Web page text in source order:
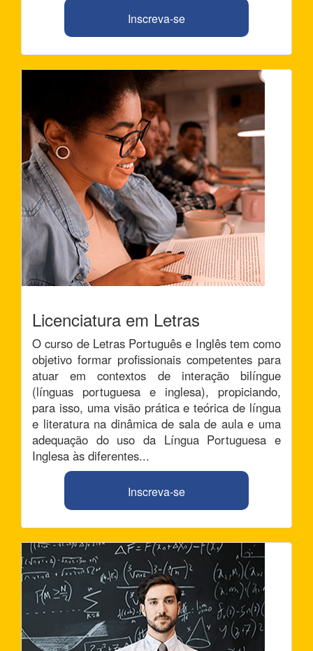
Inscreva-se
Licenciatura em Letras
O curso de Letras Português e Inglês tem como
objetivo formar profissionais competentes para
atuar em contextos de interação bilíngue
(línguas portuguesa e inglesa), propiciando,
para isso, uma visão prática e teórica de língua
e literatura na dinâmica de sala de aula e uma
adequação do uso da Língua Portuguesa e
Inglesa às diferentes...
Inscreva-se